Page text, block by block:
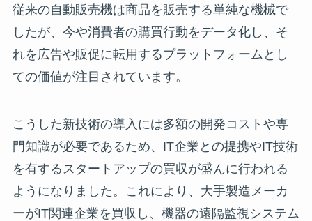
従来の自動販売機は商品を販売する単純な機械で
したが、今や消費者の購買行動をデータ化し、そ
れを広告や販促に転用するプラットフォームとし
ての価値が注目されています。
こうした新技術の導入には多額の開発コストや専
門知識が必要であるため、IT企業との提携やIT技術
を有するスタートアップの買収が盛んに行われる
ようになりました。これにより、大手製造メーカ
ーがIT関連企業を買収し、機器の遠隔監視システム